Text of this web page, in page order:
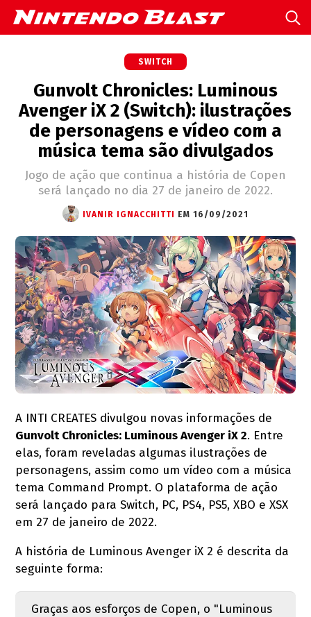
SWITCH
Gunvolt Chronicles: Luminous
Avenger iX 2 (Switch): ilustrações
de personagens e vídeo com a
música tema são divulgados
Jogo de ação que continua a história de Copen
será lançado no dia 27 de janeiro de 2022.
IVANIR IGNACCHITTI EM 16/09/2021
A INTI CREATES divulgou novas informações de
Gunvolt Chronicles: Luminous Avenger iX 2. Entre
elas, foram reveladas algumas ilustrações de
personagens, assim como um vídeo com a música
tema Command Prompt. O plataforma de ação
será lançado para Switch, PC, PS4, PS5, XBO e XSX
em 27 de janeiro de 2022.
A história de Luminous Avenger iX 2 é descrita da
seguinte forma:
Graças aos esforços de Copen, o "Luminous